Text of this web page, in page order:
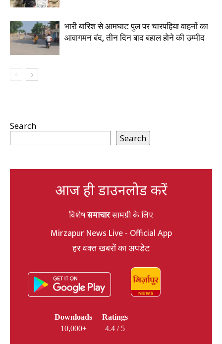
भारी बारिश से आमघाट पुल पर चारपहिया वाहनों का
आवागमन बंद, तीन दिन बाद बहाल होने की उम्मीद
Search
Search
आज ही डाउनलोड करें
विशेषसमाचारसामग्री के लिए
Mirzapur News Live - Official App
हर वक्त खबरों का अपडेट
Downloads
10,000+
Ratings
4.4 / 5